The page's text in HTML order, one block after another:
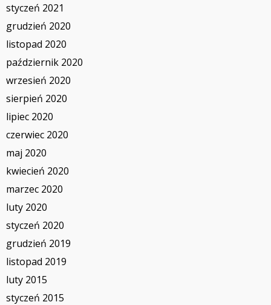
styczeń 2021
grudzień 2020
listopad 2020
październik 2020
wrzesień 2020
sierpień 2020
lipiec 2020
czerwiec 2020
maj 2020
kwiecień 2020
marzec 2020
luty 2020
styczeń 2020
grudzień 2019
listopad 2019
luty 2015
styczeń 2015